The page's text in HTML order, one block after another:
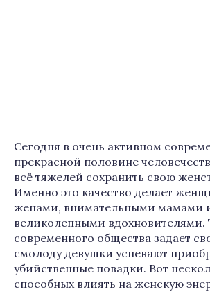
Сегодня в очень активном
прекрасной половине
всё тяжелей сохранить свою
Именно это качество делает
женами, внимательными мамами
великолепными вдохновителями.
современного общества задает
смолоду девушки успевают
убийственные повадки. Вот
способных влиять на женскую